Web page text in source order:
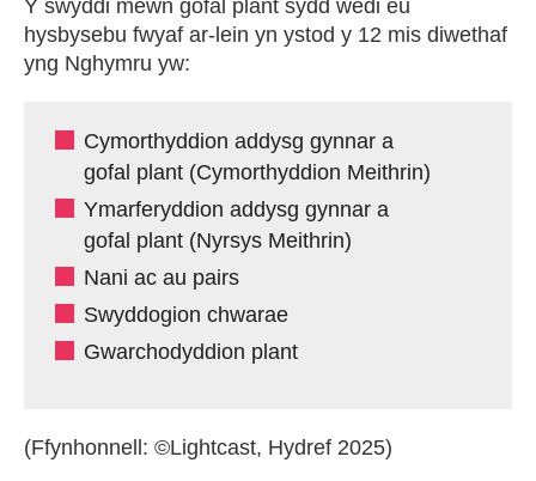
Y swyddi mewn gofal plant sydd wedi eu
hysbysebu fwyaf ar-lein yn ystod y 12 mis diwethaf
yng Nghymru yw:
Cymorthyddion addysg gynnar a
gofal plant (Cymorthyddion Meithrin)
Ymarferyddion addysg gynnar a
gofal plant (Nyrsys Meithrin)
Nani ac au pairs
Swyddogion chwarae
Gwarchodyddion plant
(Ffynhonnell: ©Lightcast, Hydref 2025)